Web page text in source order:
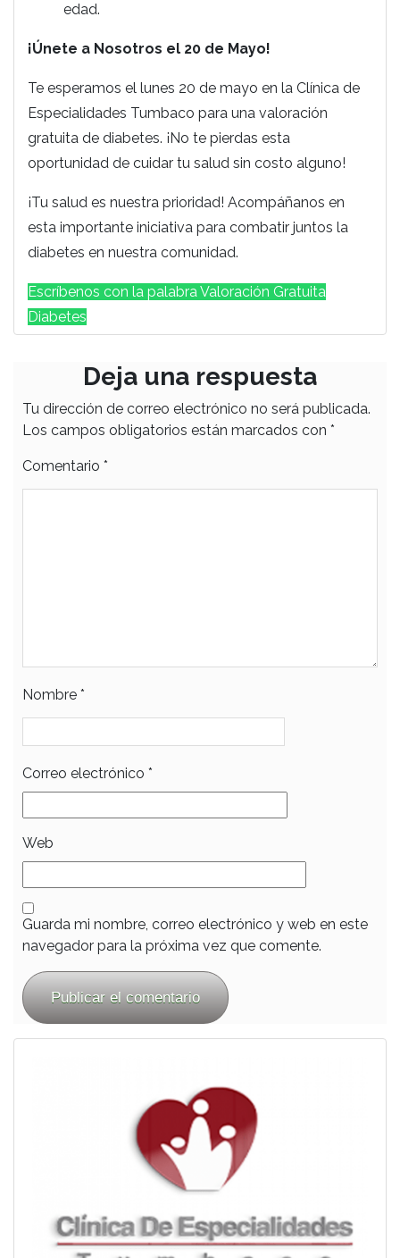
edad.
¡Únete a Nosotros el 20 de Mayo!
Te esperamos el lunes 20 de mayo en la Clínica de
Especialidades Tumbaco para una valoración
gratuita de diabetes. ¡No te pierdas esta
oportunidad de cuidar tu salud sin costo alguno!
¡Tu salud es nuestra prioridad! Acompáñanos en
esta importante iniciativa para combatir juntos la
diabetes en nuestra comunidad.
Escríbenos con la palabra Valoración Gratuita
Diabetes
Deja una respuesta
Tu dirección de correo electrónico no será publicada.
Los campos obligatorios están marcados con *
Comentario *
Nombre *
Correo electrónico *
Web
Guarda mi nombre, correo electrónico y web en este
navegador para la próxima vez que comente.